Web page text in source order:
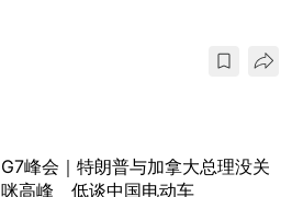
G7峰会｜特朗普与加拿大总理没关
咪高峰 低谈中国电动车